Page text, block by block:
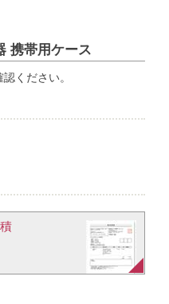
携帯用ケース
ください。